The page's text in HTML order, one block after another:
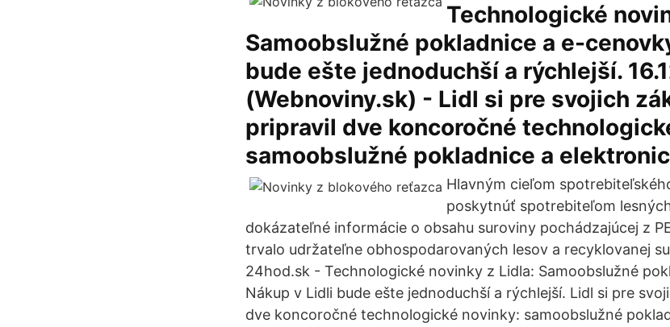
Technologické
Samoobslužné pokladnice a e-
bude ešte jednoduchší a rýchlejší.
(Webnoviny.sk) - Lidl si pre svojich
pripravil dve koncoročné
samoobslužné pokladnice a
Hlavným cieľom
poskytnúť spotrebiteľom
dokázateľné informácie o obsahu suroviny pochádzajúcej z
trvalo udržateľne obhospodarovaných lesov a recyklovanej
24hod.sk - Technologické novinky z Lidla: Samoobslužné
Nákup v Lidli bude ešte jednoduchší a rýchlejší. Lidl si pre
dve koncoročné technologické novinky: samoobslužné